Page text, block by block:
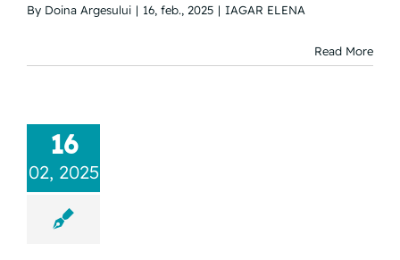
By Doina Argesului | 16, feb., 2025 | IAGAR ELENA
Read More
16
02, 2025